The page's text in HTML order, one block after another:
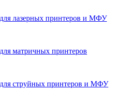
лазерных принтеров и МФУ
матричных принтеров
струйных принтеров и МФУ